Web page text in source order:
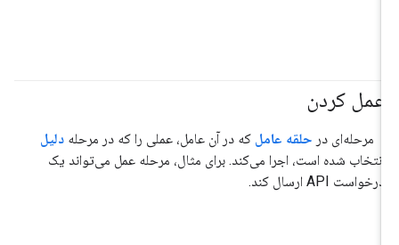
عمل کردن
#عامل
مرحله‌ای درحلقه عاملکه در آن عامل، عملی را که در مرحلهدلیل
انتخاب شده است، اجرا می‌کند. برای مثال، مرحله عمل می‌تواند یک
درخواست API ارسال کند.